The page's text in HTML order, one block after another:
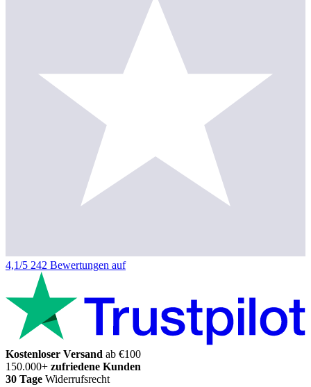
4,1/5 242 Bewertungen auf
Kostenloser Versand ab €100
150.000+ zufriedene Kunden
30 Tage Widerrufsrecht